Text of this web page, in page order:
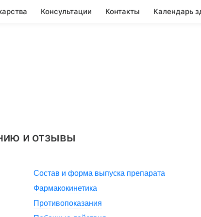
Консультации Контакты Календарь
и отзывы
Состав и форма выпуска препарата
Фармакокинетика
Противопоказания